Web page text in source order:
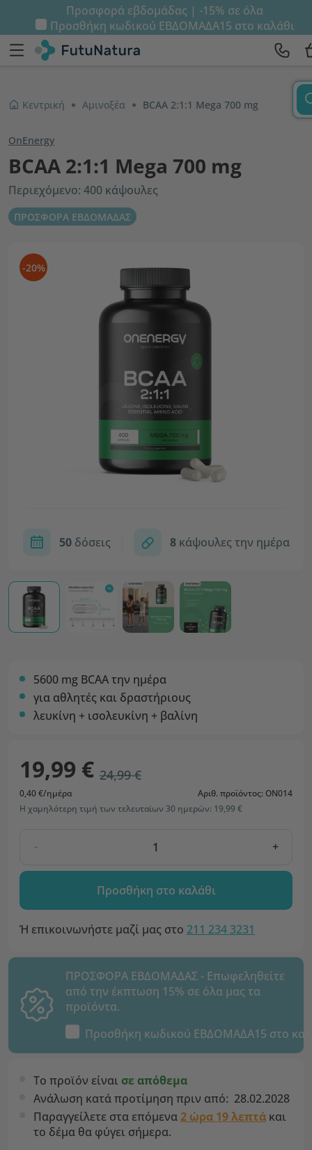
Προσφορά εβδομάδας | -15% σε όλα
Προσθήκη κωδικού ΕΒΔΟΜΑΔΑ15 στο καλάθι
Κεντρική Αμινοξέα BCAA 2:1:1 Mega 700 mg
OnEnergy
BCAA 2:1:1 Mega 700 mg
Περιεχόμενο: 400 κάψουλες
ΠΡΟΣΦΟΡΑ ΕΒΔΟΜΑΔΑΣ
-20%
50δόσεις 8κάψουλες την ημέρα
5600 mg BCAA την ημέρα
για αθλητές και δραστήριους
λευκίνη + ισολευκίνη + βαλίνη
19,99 € 24,99 €
0,40 €/ημέρα
Αριθ. προϊόντος: ON014
Η χαμηλότερη τιμή των τελευταίων 30 ημερών: 19,99 €
- +
Προσθήκη στο καλάθι
Ή επικοινωνήστε μαζί μας στο 211 234 3231
ΠΡΟΣΦΟΡΑ ΕΒΔΟΜΑΔΑΣ - Επωφεληθείτε
από την έκπτωση 15% σε όλα μας τα
προϊόντα.
Προσθήκη κωδικού ΕΒΔΟΜΑΔΑ15 στο
Το προϊόν είναι σε απόθεμα
Ανάλωση κατά προτίμηση πριν από: 28.02.2028
Παραγγείλετε στα επόμενα2 ώρα 19 λεπτά και
το δέμα θα φύγει σήμερα.